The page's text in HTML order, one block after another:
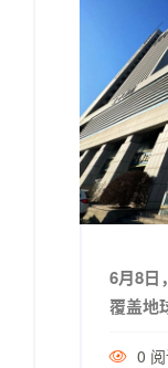
6月8日
覆盖地
0